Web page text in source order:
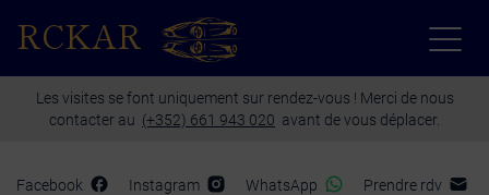
RCKAR
Les visites se font uniquement sur rendez-vous ! Merci de nous
contacter au (+352) 661 943 020 avant de vous déplacer.
Facebook Instagram WhatsApp Prendre rdv